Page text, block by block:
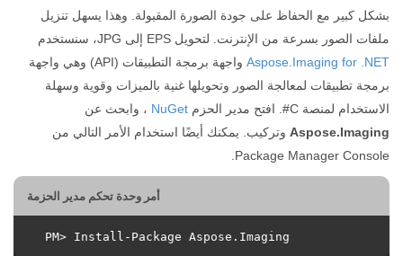
بشكل كبير مع الحفاظ على جودة الصورة المقبولة. وهذا يسهل تنزيل
ملفات الصور بسرعة من الإنترنت. لتحويل EPS إلى JPG، سنستخدم
Aspose.Imaging for .NET
واجهة برمجة التطبيقات (API) وهي واجهة
برمجة تطبيقات لمعالجة الصور وتحويلها غنية بالميزات وقوية وسهلة
الاستخدام لمنصة C#. افتح مدير الحزم
NuGet ، وابحث عن
Aspose.Imaging وتركيب. يمكنك أيضًا استخدام الأمر التالي من
Package Manager Console.
أمر وحدة تحكم مدير الحزمة